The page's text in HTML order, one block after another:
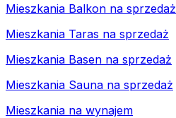
Mieszkania Balkon na sprzedaż
Mieszkania Taras na sprzedaż
Mieszkania Basen na sprzedaż
Mieszkania Sauna na sprzedaż
Mieszkania na wynajem